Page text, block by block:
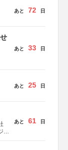
あと 72 日
あと 33 日
あと 25 日
あと 61 日